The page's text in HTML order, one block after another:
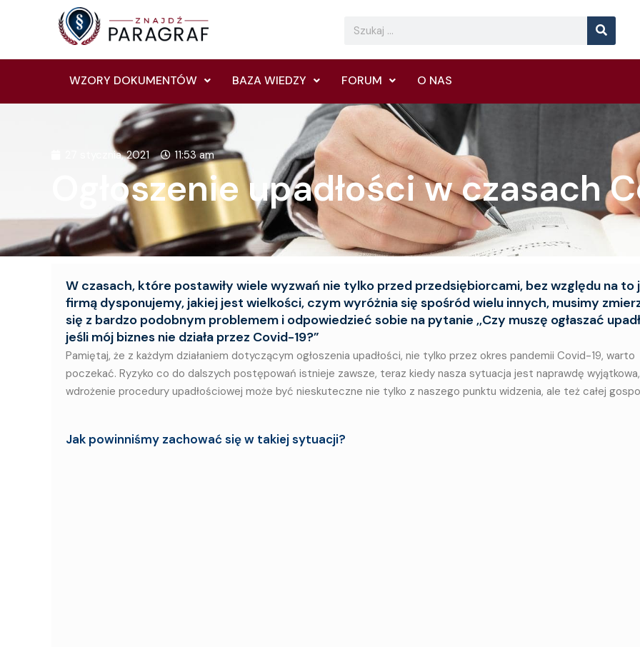
Search Search
WZORY DOKUMENTÓW BAZA WIEDZY FORUM O NAS
27 stycznia, 2021 11:53 am
Ogłoszenie upadłości w czasach
W czasach, które postawiły wiele wyzwań nie tylko przed przedsiębiorcami, bez względu na to
firmą dysponujemy, jakiej jest wielkości, czym wyróżnia się spośród wielu innych, musimy
się z bardzo podobnym problemem i odpowiedzieć sobie na pytanie ,,Czy muszę ogłaszać
jeśli mój biznes nie działa przez Covid-19?”
Pamiętaj, że z każdym działaniem dotyczącym ogłoszenia upadłości, nie tylko przez okres pandemii Covid-19, warto
poczekać. Ryzyko co do dalszych postępowań istnieje zawsze, teraz kiedy nasza sytuacja jest naprawdę wyjątkowa,
wdrożenie procedury upadłościowej może być nieskuteczne nie tylko z naszego punktu widzenia, ale też całej
Jak powinniśmy zachować się w takiej sytuacji?